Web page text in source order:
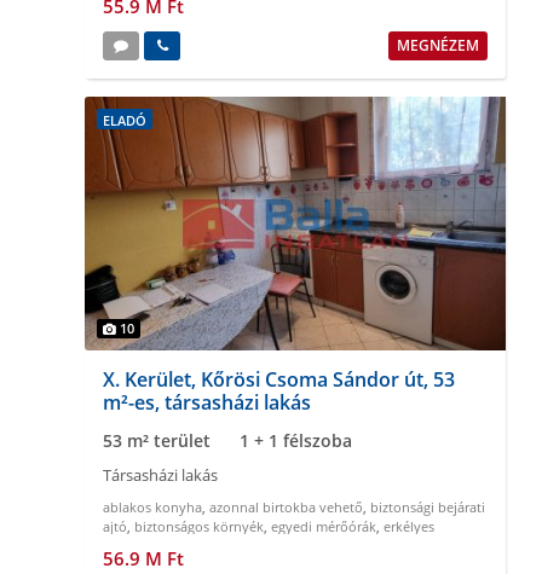
55.9 M Ft
MEGNÉZEM
ELADÓ
10
X. Kerület, Kőrösi Csoma Sándor út, 53
m²-es, társasházi lakás
53 m² terület 1 + 1 félszoba
Társasházi lakás
ablakos konyha, azonnal birtokba vehető, biztonsági bejárati
ajtó, biztonságos környék, egyedi mérőórák, erkélyes
56.9 M Ft